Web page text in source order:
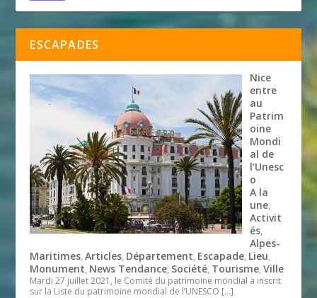
ESCAPADES
Nice
entre
au
Patrim
oine
Mondi
al de
l’Unesc
o
A la
une,
Activit
és,
Alpes-
Maritimes,Articles, Département, Escapade, Lieu,
Monument, News Tendance, Société, Tourisme,Ville
Mardi 27 juillet 2021, le Comité du patrimoine mondial a inscrit
sur la Liste du patrimoine mondial de l’UNESCO […]